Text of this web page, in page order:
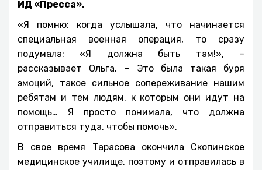
ИД «Пресса».
«Я помню: когда услышала, что начинается
специальная военная операция, то сразу
подумала: «Я должна быть там!», –
рассказывает Ольга. – Это была такая буря
эмоций, такое сильное сопереживание нашим
ребятам и тем людям, к которым они идут на
помощь… Я просто понимала, что должна
отправиться туда, чтобы помочь».
В свое время Тарасова окончила Скопинское
медицинское училище, поэтому и отправилась в